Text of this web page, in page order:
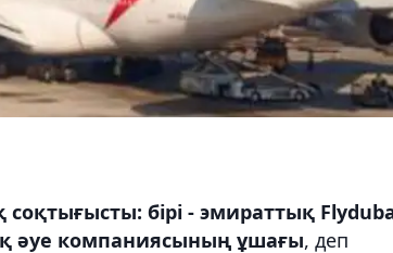
бірі - эмираттық
әуе компаниясының ұшағы, деп